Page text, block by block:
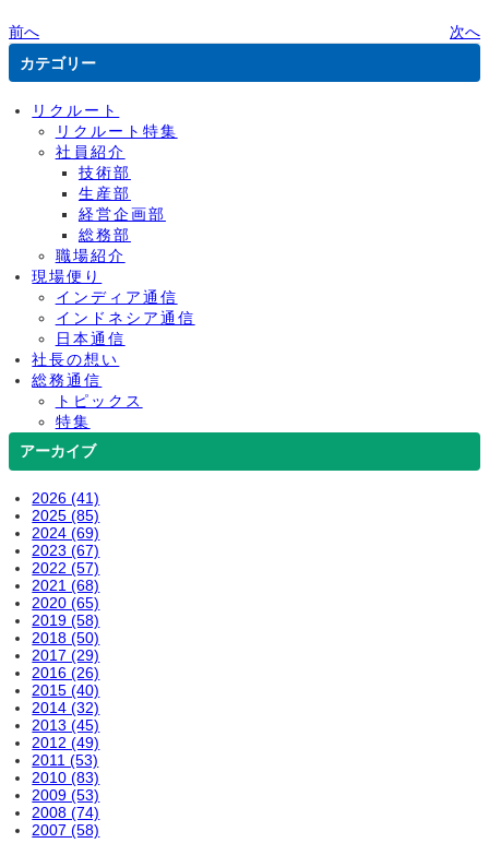
前へ
次へ
カテゴリー
リクルート
リクルート特集
社員紹介
技術部
生産部
経営企画部
総務部
職場紹介
現場便り
インディア通信
インドネシア通信
日本通信
社長の想い
総務通信
トピックス
特集
アーカイブ
2026 (41)
2025 (85)
2024 (69)
2023 (67)
2022 (57)
2021 (68)
2020 (65)
2019 (58)
2018 (50)
2017 (29)
2016 (26)
2015 (40)
2014 (32)
2013 (45)
2012 (49)
2011 (53)
2010 (83)
2009 (53)
2008 (74)
2007 (58)